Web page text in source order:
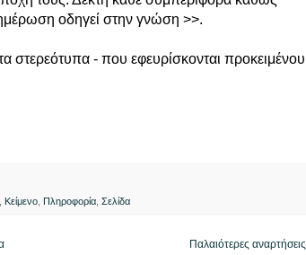
οδηγεί στην γνώση >>.
- που εφευρίσκονται προκειμένου
Κείμενο Πληροφορία Σελίδα
Παλαιότερες αναρτήσεις